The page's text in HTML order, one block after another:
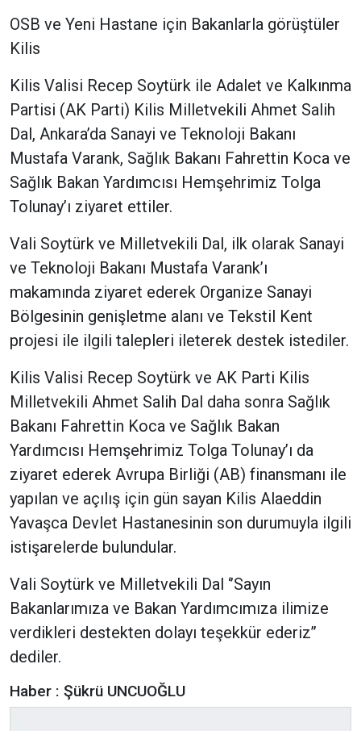
OSB ve Yeni Hastane için Bakanlarla görüştüler
Kilis
Kilis Valisi Recep Soytürk ile Adalet ve Kalkınma
Partisi (AK Parti) Kilis Milletvekili Ahmet Salih
Dal, Ankara’da Sanayi ve Teknoloji Bakanı
Mustafa Varank, Sağlık Bakanı Fahrettin Koca ve
Sağlık Bakan Yardımcısı Hemşehrimiz Tolga
Tolunay’ı ziyaret ettiler.
Vali Soytürk ve Milletvekili Dal, ilk olarak Sanayi
ve Teknoloji Bakanı Mustafa Varank’ı
makamında ziyaret ederek Organize Sanayi
Bölgesinin genişletme alanı ve Tekstil Kent
projesi ile ilgili talepleri ileterek destek istediler.
Kilis Valisi Recep Soytürk ve AK Parti Kilis
Milletvekili Ahmet Salih Dal daha sonra Sağlık
Bakanı Fahrettin Koca ve Sağlık Bakan
Yardımcısı Hemşehrimiz Tolga Tolunay’ı da
ziyaret ederek Avrupa Birliği (AB) finansmanı ile
yapılan ve açılış için gün sayan Kilis Alaeddin
Yavaşca Devlet Hastanesinin son durumuyla ilgili
istişarelerde bulundular.
Vali Soytürk ve Milletvekili Dal ‘’Sayın
Bakanlarımıza ve Bakan Yardımcımıza ilimize
verdikleri destekten dolayı teşekkür ederiz’’
dediler.
Haber : Şükrü UNCUOĞLU